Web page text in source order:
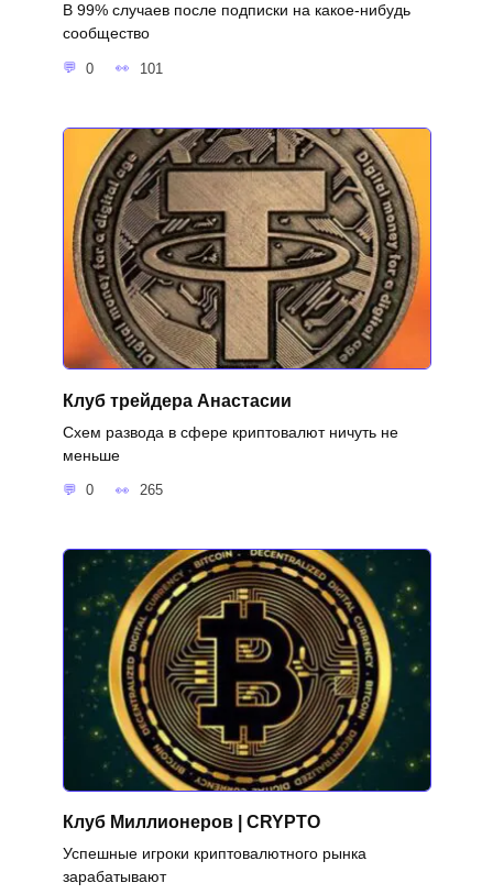
В 99% случаев после подписки на какое-нибудь
сообщество
0 101
Клуб трейдера Анастасии
Схем развода в сфере криптовалют ничуть не
меньше
0 265
Клуб Миллионеров | CRYPTO
Успешные игроки криптовалютного рынка
зарабатывают